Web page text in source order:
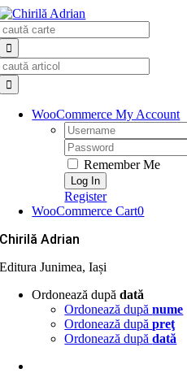
Skip
to
content
WooCommerce My Account
Username:
Password:
Remember Me
Register
WooCommerce Cart0
Chirilă Adrian
Editura Junimea, Iași
Ordonează dupădată
Ordonează dupănume
Ordonează dupăpreţ
Ordonează dupădată